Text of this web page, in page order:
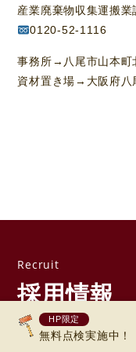
HP限定
無料点検実施中！
産業廃棄物収集運搬
0120-52-1116
事務所→八尾市山本町
資材置き場→大阪府八
採用情報
ペンターテイナー株